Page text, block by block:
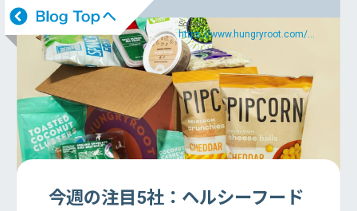
Source:
https://www.hungryroot.com/...
今週の注目5社：ヘルシーフード